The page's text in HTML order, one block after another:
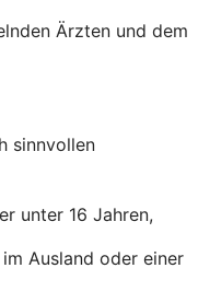
Ärzten und dem
sinnvollen
unter 16 Jahren,
Ausland oder einer